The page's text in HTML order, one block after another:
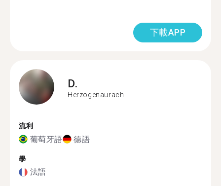
下載APP
D.
Herzogenaurach
流利
葡萄牙語 德語
學
法語